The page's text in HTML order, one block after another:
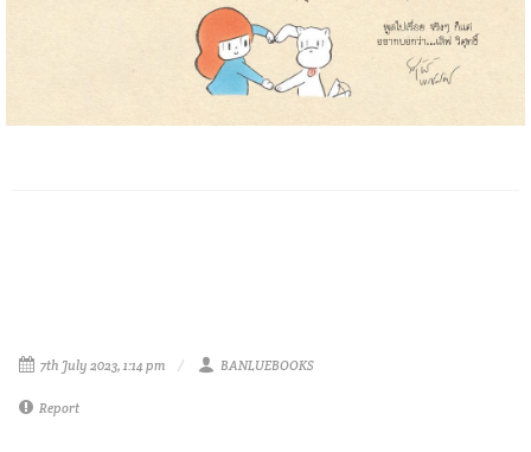
7th July 2023, 1:14 pm BANLUEBOOKS
Report